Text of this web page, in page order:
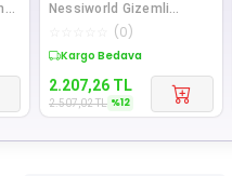
Nessiworld Gizemli
Yumurta Slime Sürpriz
Seti 300 gr
(0)
Sepette %12 İndirim
2.207,26 TL
2.507,02TL %12